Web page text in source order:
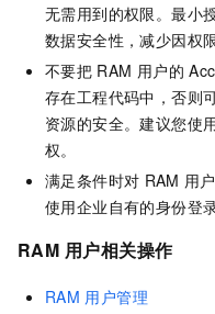
无需用到的权限。最小
数据安全性，减少因权
不要把 RAM 用户的
存在工程代码中，否则
资源的安全。建议您使
权。
满足条件时对 RAM 用
使用企业自有的身份登
RAM 用户相关操作
RAM 用户管理